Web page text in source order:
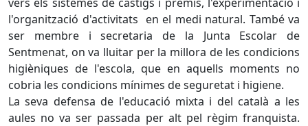
l'organització d'activitats en el medi natural. També va
ser membre i secretaria de la Junta Escolar de
Sentmenat, on va lluitar per la millora de les condicions
higièniques de l'escola, que en aquells moments no
cobria les condicions mínimes de seguretat i higiene.
La seva defensa de l'educació mixta i del català a les
aules no va ser passada per alt pel règim franquista.